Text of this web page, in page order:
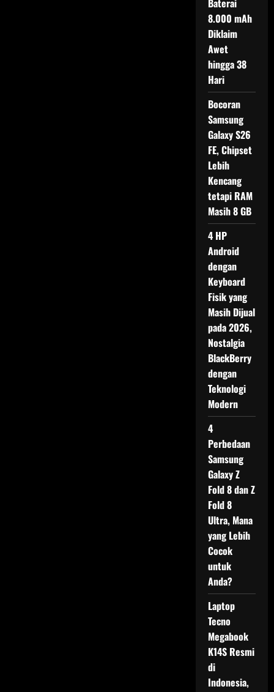
Baterai
8.000 mAh
Diklaim
Awet
hingga 38
Hari
Bocoran
Samsung
Galaxy S26
FE, Chipset
Lebih
Kencang
tetapi RAM
Masih 8 GB
4 HP
Android
dengan
Keyboard
Fisik yang
Masih Dijual
pada 2026,
Nostalgia
BlackBerry
dengan
Teknologi
Modern
4
Perbedaan
Samsung
Galaxy Z
Fold 8 dan Z
Fold 8
Ultra, Mana
yang Lebih
Cocok
untuk
Anda?
Laptop
Tecno
Megabook
K14S Resmi
di
Indonesia,